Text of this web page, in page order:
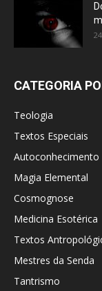
CATEGORIA
Teologia
Textos Especiais
Autoconhecimento
Magia Elemental
Cosmognose
Medicina Esotérica
Textos
Mestres da Senda
Tantrismo